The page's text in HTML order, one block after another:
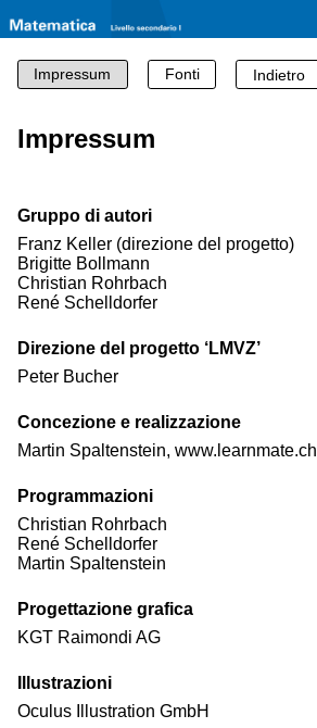
Impressum Fonti Indietro
Impressum
Gruppo di autori
Franz Keller (direzione del progetto)
Brigitte Bollmann
Christian Rohrbach
René Schelldorfer
Direzione del progetto ‘LMVZ’
Peter Bucher
Concezione e realizzazione
Martin Spaltenstein, www.learnmate.ch
Programmazioni
Christian Rohrbach
René Schelldorfer
Martin Spaltenstein
Progettazione grafica
KGT Raimondi AG
Illustrazioni
Oculus Illustration GmbH